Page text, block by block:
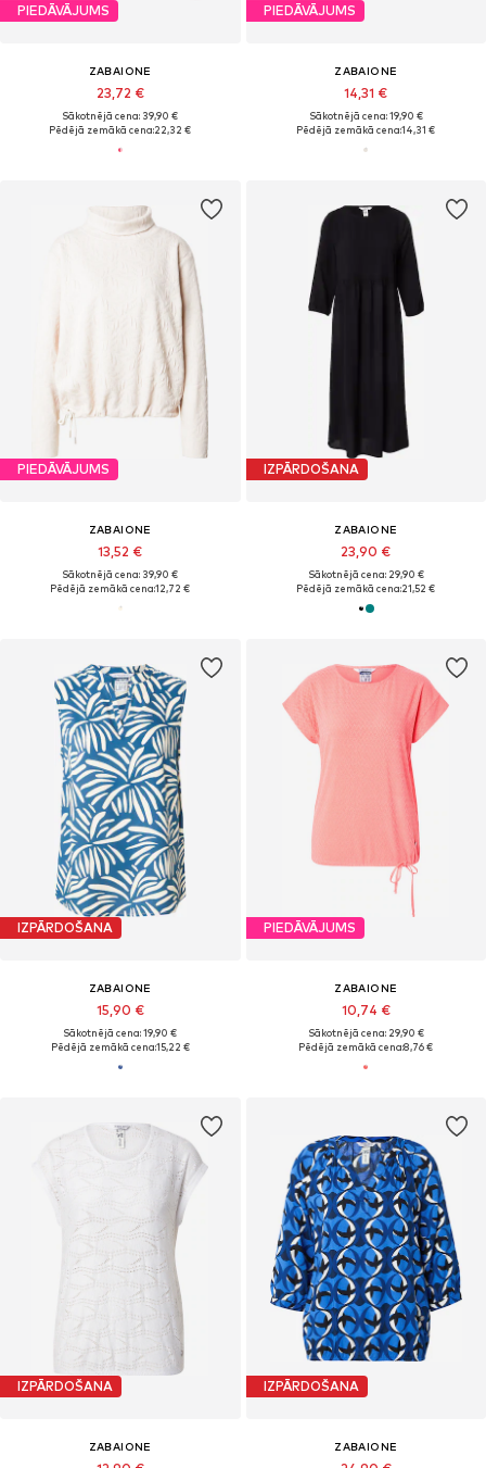
PIEDĀVĀJUMS
ZABAIONE
23,72 €
Sākotnējā cena: 39,90 €
Pēdējā zemākā cena:22,32 €
PIEDĀVĀJUMS
ZABAIONE
14,31 €
Sākotnējā cena: 19,90 €
Pēdējā zemākā cena:14,31 €
PIEDĀVĀJUMS
ZABAIONE
13,52 €
Sākotnējā cena: 39,90 €
Pēdējā zemākā cena:12,72 €
IZPĀRDOŠANA
ZABAIONE
23,90 €
Sākotnējā cena: 29,90 €
Pēdējā zemākā cena:21,52 €
IZPĀRDOŠANA
ZABAIONE
15,90 €
Sākotnējā cena: 19,90 €
Pēdējā zemākā cena:15,22 €
PIEDĀVĀJUMS
ZABAIONE
10,74 €
Sākotnējā cena: 29,90 €
Pēdējā zemākā cena:8,76 €
IZPĀRDOŠANA
ZABAIONE
IZPĀRDOŠANA
ZABAIONE